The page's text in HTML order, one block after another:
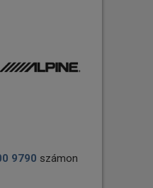
9790 számon